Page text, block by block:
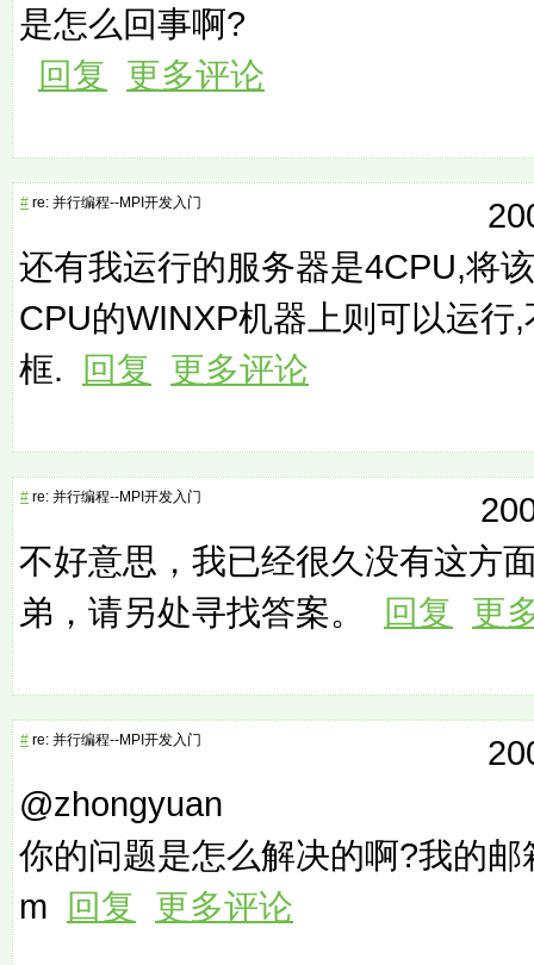
是怎么回事啊?
回复
更多评论
# re: 并行编程--MPI开发入门
还有我运行的服务器是4CPU,将
CPU的WINXP机器上则可以运行
框. 回复 更多评论
# re: 并行编程--MPI开发入门
不好意思，我已经很久没有这方
弟，请另处寻找答案。 回复 更
# re: 并行编程--MPI开发入门
@zhongyuan
你的问题是怎么解决的啊?我的
m 回复 更多评论